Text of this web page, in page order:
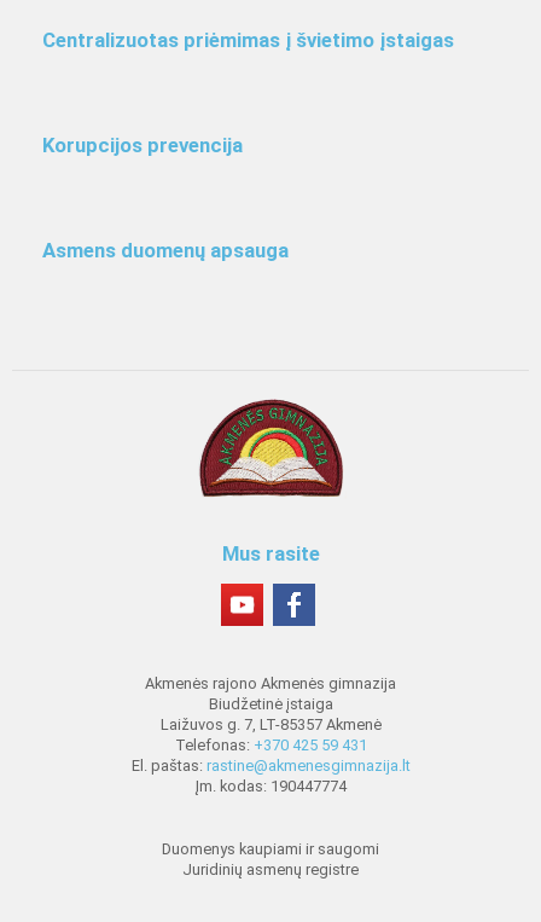
Centralizuotas priėmimas į švietimo įstaigas
Korupcijos prevencija
Asmens duomenų apsauga
Mus rasite
Akmenės rajono Akmenės gimnazija
Biudžetinė įstaiga
Laižuvos g. 7, LT-85357 Akmenė
Telefonas: +370 425 59 431
El. paštas: rastine@akmenesgimnazija.lt
Įm. kodas: 190447774
Duomenys kaupiami ir saugomi
Juridinių asmenų registre